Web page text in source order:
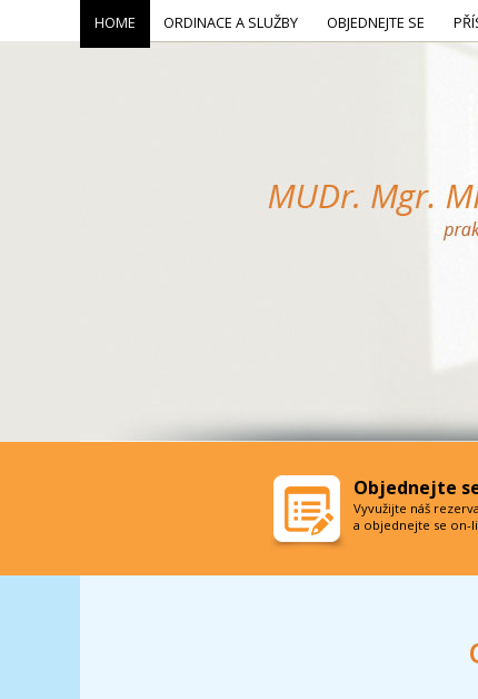
HOME ORDINACE A SLUŽBY OBJEDNEJTE SE
Objednejte
Vyvužijte náš
a objednejte se on-